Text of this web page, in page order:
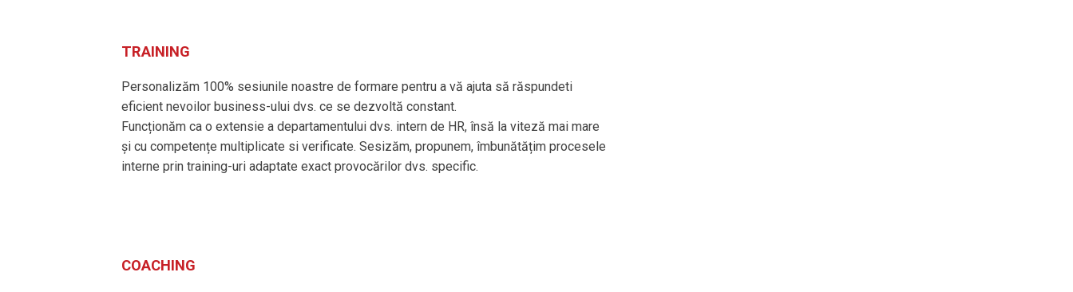
TRAINING
Personalizăm 100% sesiunile noastre de formare pentru a vă ajuta să răspundeti
eficient nevoilor business-ului dvs. ce se dezvoltă constant.
Funcționăm ca o extensie a departamentului dvs. intern de HR, însă la viteză mai mare
și cu competențe multiplicate si verificate. Sesizăm, propunem, îmbunătățim procesele
interne prin training-uri adaptate exact provocărilor dvs. specific.
COACHING